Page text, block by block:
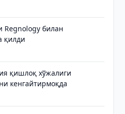
Regnology билан
қилди
қишлоқ хўжалиги
кенгайтирмоқда